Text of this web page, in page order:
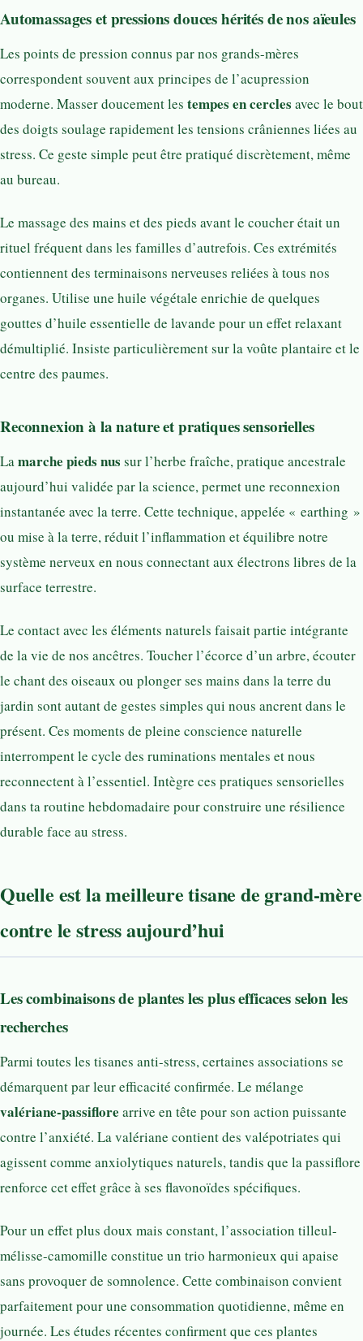
Automassages et pressions douces hérités de nos aïeules
Les points de pression connus par nos grands-mères
correspondent souvent aux principes de l’acupression
moderne. Masser doucement les tempes en cercles avec le bout
des doigts soulage rapidement les tensions crâniennes liées au
stress. Ce geste simple peut être pratiqué discrètement, même
au bureau.
Le massage des mains et des pieds avant le coucher était un
rituel fréquent dans les familles d’autrefois. Ces extrémités
contiennent des terminaisons nerveuses reliées à tous nos
organes. Utilise une huile végétale enrichie de quelques
gouttes d’huile essentielle de lavande pour un effet relaxant
démultiplié. Insiste particulièrement sur la voûte plantaire et le
centre des paumes.
Reconnexion à la nature et pratiques sensorielles
Lamarche pieds nus sur l’herbe fraîche, pratique ancestrale
aujourd’hui validée par la science, permet une reconnexion
instantanée avec la terre. Cette technique, appelée « earthing »
ou mise à la terre, réduit l’inflammation et équilibre notre
système nerveux en nous connectant aux électrons libres de la
surface terrestre.
Le contact avec les éléments naturels faisait partie intégrante
de la vie de nos ancêtres. Toucher l’écorce d’un arbre, écouter
le chant des oiseaux ou plonger ses mains dans la terre du
jardin sont autant de gestes simples qui nous ancrent dans le
présent. Ces moments de pleine conscience naturelle
interrompent le cycle des ruminations mentales et nous
reconnectent à l’essentiel. Intègre ces pratiques sensorielles
dans ta routine hebdomadaire pour construire une résilience
durable face au stress.
Quelle est la meilleure tisane de grand-mère
contre le stress aujourd’hui
Les combinaisons de plantes les plus efficaces selon les
recherches
Parmi toutes les tisanes anti-stress, certaines associations se
démarquent par leur efficacité confirmée. Le mélange
valériane-passiflore arrive en tête pour son action puissante
contre l’anxiété. La valériane contient des valépotriates qui
agissent comme anxiolytiques naturels, tandis que la passiflore
renforce cet effet grâce à ses flavonoïdes spécifiques.
Pour un effet plus doux mais constant, l’association tilleul-
mélisse-camomille constitue un trio harmonieux qui apaise
sans provoquer de somnolence. Cette combinaison convient
parfaitement pour une consommation quotidienne, même en
journée. Les études récentes confirment que ces plantes